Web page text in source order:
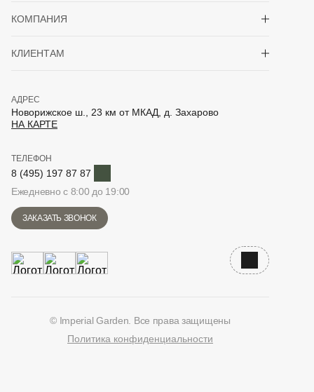
КОМПАНИЯ
КЛИЕНТАМ
АДРЕС
Новорижское ш., 23 км от МКАД, д. Захарово
НА КАРТЕ
ТЕЛЕФОН
8 (495) 197 87 87
Ежедневно с 8:00 до 19:00
ЗАКАЗАТЬ ЗВОНОК
Наверх
© Imperial Garden. Все права защищены
Политика конфиденциальности